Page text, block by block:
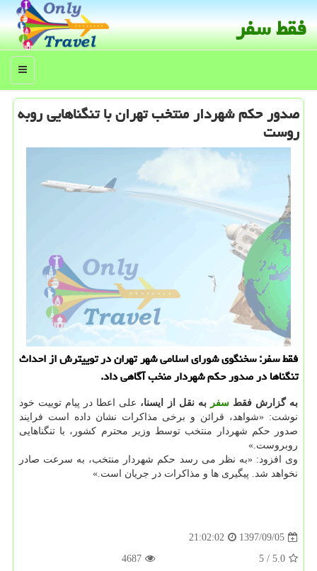
فقط سفر
منو
صدور حكم شهردار منتخب تهران با تنگناهایی روبه
روست
فقط سفر: سخنگوی شورای اسلامی شهر تهران در توییترش از احداث
تنگناها در صدور حكم شهردار منخب آگاهی داد.
به گزارش فقطسفر به نقل از ایسنا، علی اعطا در پیام توییت خود
نوشت: «شواهد، قرائن و برخی مذاكرات نشان داده است فرایند
صدور حكم شهردار منتخب توسط وزیر محترم كشور، با تنگناهایی
روبروست.»
وی افزود: «به نظر می رسد حكم شهردار منتخب، به سرعت صادر
نخواهد شد. پیگیری ها و مذاكرات در جریان است.»
1397/09/05
21:02:02
5.0
/ 5
4687